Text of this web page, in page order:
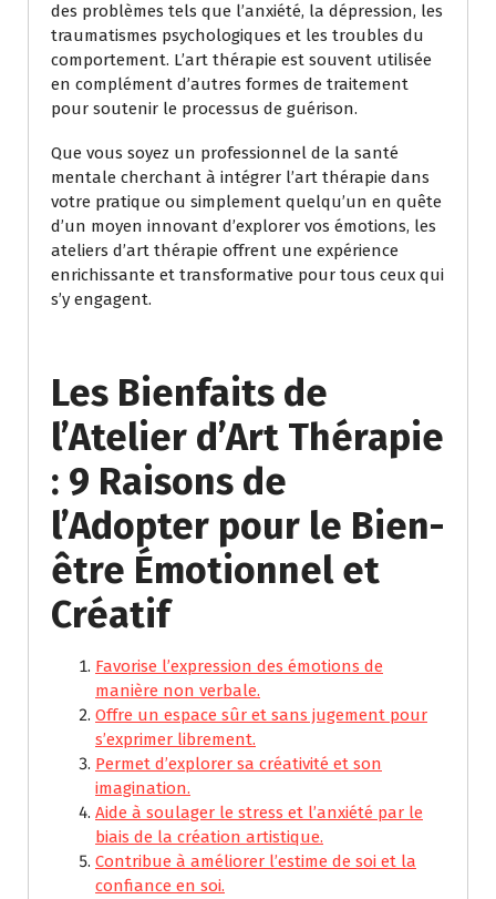
des problèmes tels que l’anxiété, la dépression, les
traumatismes psychologiques et les troubles du
comportement. L’art thérapie est souvent utilisée
en complément d’autres formes de traitement
pour soutenir le processus de guérison.
Que vous soyez un professionnel de la santé
mentale cherchant à intégrer l’art thérapie dans
votre pratique ou simplement quelqu’un en quête
d’un moyen innovant d’explorer vos émotions, les
ateliers d’art thérapie offrent une expérience
enrichissante et transformative pour tous ceux qui
s’y engagent.
Les Bienfaits de
l’Atelier d’Art Thérapie
: 9 Raisons de
l’Adopter pour le Bien-
être Émotionnel et
Créatif
Favorise l’expression des émotions de
manière non verbale.
Offre un espace sûr et sans jugement pour
s’exprimer librement.
Permet d’explorer sa créativité et son
imagination.
Aide à soulager le stress et l’anxiété par le
biais de la création artistique.
Contribue à améliorer l’estime de soi et la
confiance en soi.